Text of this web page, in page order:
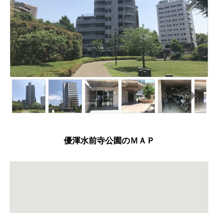
N
ext
N
ext
優渾水前寺公園のＭＡＰ